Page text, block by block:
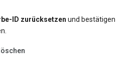
ID zurücksetzen und bestätigen